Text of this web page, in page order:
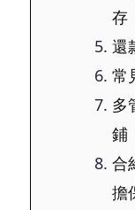
存
還
常
多
鋪
合
擔